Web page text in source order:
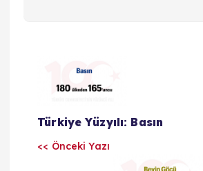
z
Türkiye Yüzyılı: Basın
<< Önceki Yazı